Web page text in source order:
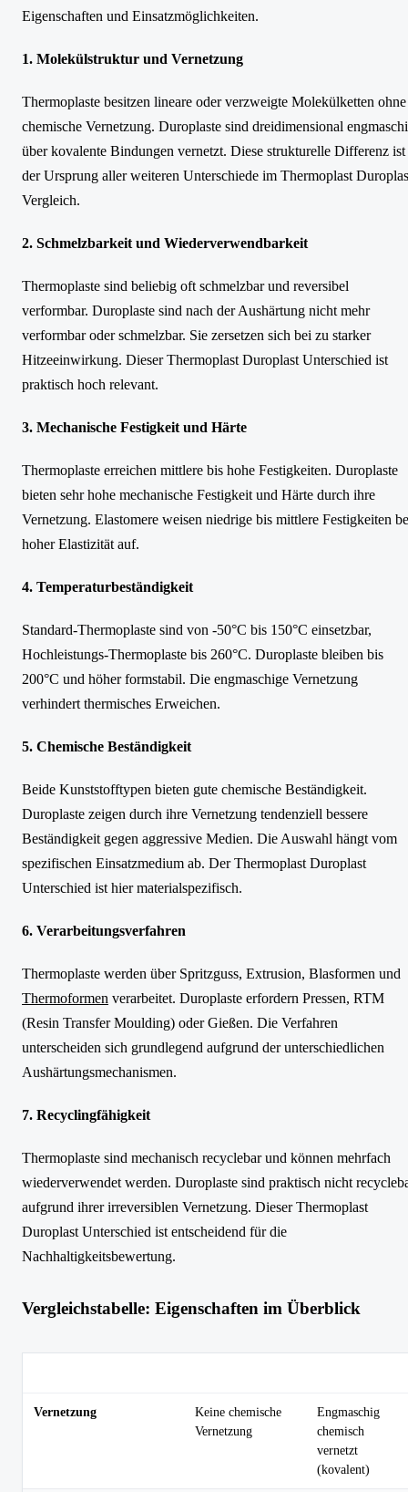
Eigenschaften und Einsatzmöglichkeiten.
1. Molekülstruktur und Vernetzung
Thermoplaste besitzen lineare oder verzweigte Molekülketten ohne
chemische Vernetzung. Duroplaste sind dreidimensional
über kovalente Bindungen vernetzt. Diese strukturelle Differenz ist
der Ursprung aller weiteren Unterschiede im Thermoplast
Vergleich.
2. Schmelzbarkeit und Wiederverwendbarkeit
Thermoplaste sind beliebig oft schmelzbar und reversibel
verformbar. Duroplaste sind nach der Aushärtung nicht mehr
verformbar oder schmelzbar. Sie zersetzen sich bei zu starker
Hitzeeinwirkung. Dieser Thermoplast Duroplast Unterschied ist
praktisch hoch relevant.
3. Mechanische Festigkeit und Härte
Thermoplaste erreichen mittlere bis hohe Festigkeiten. Duroplaste
bieten sehr hohe mechanische Festigkeit und Härte durch ihre
Vernetzung. Elastomere weisen niedrige bis mittlere Festigkeiten
hoher Elastizität auf.
4. Temperaturbeständigkeit
Standard-Thermoplaste sind von -50°C bis 150°C einsetzbar,
Hochleistungs-Thermoplaste bis 260°C. Duroplaste bleiben bis
200°C und höher formstabil. Die engmaschige Vernetzung
verhindert thermisches Erweichen.
5. Chemische Beständigkeit
Beide Kunststofftypen bieten gute chemische Beständigkeit.
Duroplaste zeigen durch ihre Vernetzung tendenziell bessere
Beständigkeit gegen aggressive Medien. Die Auswahl hängt vom
spezifischen Einsatzmedium ab. Der Thermoplast Duroplast
Unterschied ist hier materialspezifisch.
6. Verarbeitungsverfahren
Thermoplaste werden über Spritzguss, Extrusion, Blasformen und
Thermoformen verarbeitet. Duroplaste erfordern Pressen, RTM
(Resin Transfer Moulding) oder Gießen. Die Verfahren
unterscheiden sich grundlegend aufgrund der unterschiedlichen
Aushärtungsmechanismen.
7. Recyclingfähigkeit
Thermoplaste sind mechanisch recyclebar und können mehrfach
wiederverwendet werden. Duroplaste sind praktisch nicht
aufgrund ihrer irreversiblen Vernetzung. Dieser Thermoplast
Duroplast Unterschied ist entscheidend für die
Nachhaltigkeitsbewertung.
Vergleichstabelle: Eigenschaften im Überblick
Vernetzung
Keine chemische
Vernetzung
Engmaschig
chemisch
vernetzt
(kovalent)